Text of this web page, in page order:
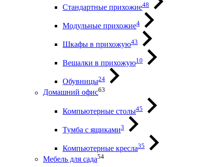
Стандартные прихожие48
Модульные прихожие4
Шкафы в прихожую43
Вешалки в прихожую10
Обувницы24
Домашний офис63
Компьютерные столы45
Тумба с ящиками3
Компьютерные кресла35
Мебель для сада54